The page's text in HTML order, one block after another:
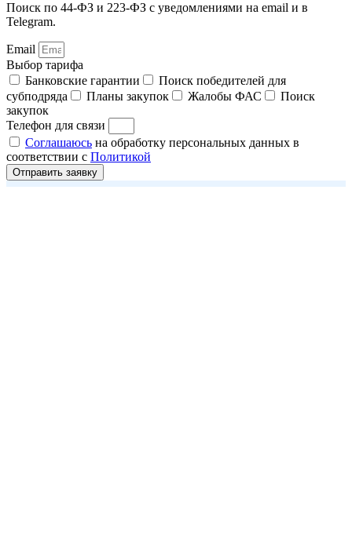
Поиск по 44-ФЗ и 223-ФЗ с уведомлениями на email и в
Telegram.
Email
Выбор тарифа
Банковские гарантии
Поиск победителей для
субподряда
Планы закупок Жалобы ФАС
Поиск
закупок
Телефон для связи
Соглашаюсь на обработку персональных данных в
соответствии с Политикой
Отправить заявку